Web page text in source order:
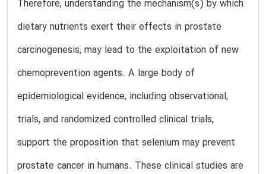
Therefore, understanding the mechanism(s) by which
dietary nutrients exert their effects in prostate
carcinogenesis, may lead to the exploitation of new
chemoprevention agents. A large body of
epidemiological evidence, including observational,
trials, and randomized controlled clinical trials,
support the proposition that selenium may prevent
prostate cancer in humans. These clinical studies are